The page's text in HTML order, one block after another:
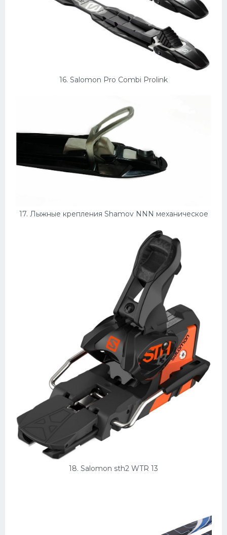
16. Salomon Pro Combi Prolink
17. Лыжные крепления Shamov NNN механическое
18. Salomon sth2 WTR 13